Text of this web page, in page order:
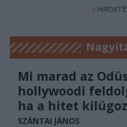
//
Mi marad az
hollywoodi
ha a hitet
SZÁNTAI JÁNOS